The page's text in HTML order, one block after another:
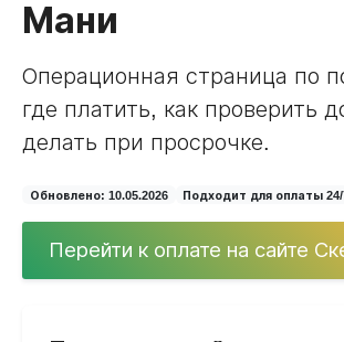
Мани
Операционная страница по
где платить, как проверить
делать при просрочке.
Обновлено: 10.05.2026 Подходит для оплаты 24/
Перейти к оплате на сайте